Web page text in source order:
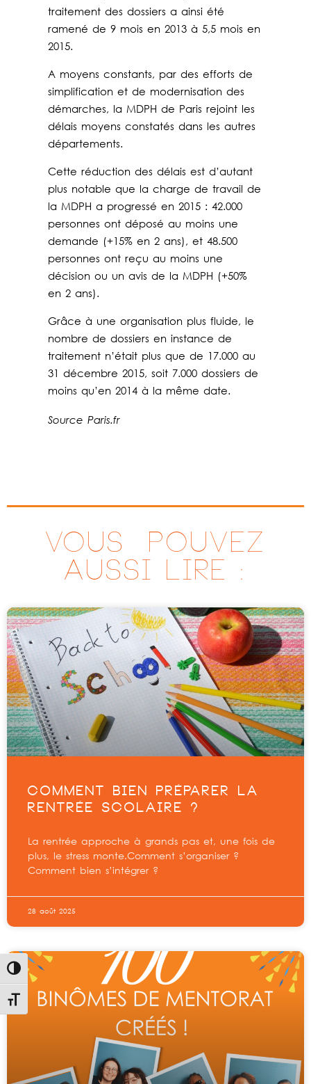
Passer en contraste élevé
Changer la taille de la police
traitement des dossiers a ainsi été
ramené de 9 mois en 2013 à 5,5 mois en
2015.
A moyens constants, par des efforts de
simplification et de modernisation des
démarches, la MDPH de Paris rejoint les
délais moyens constatés dans les autres
départements.
Cette réduction des délais est d’autant
plus notable que la charge de travail de
la MDPH a progressé en 2015 : 42.000
personnes ont déposé au moins une
demande (+15% en 2 ans), et 48.500
personnes ont reçu au moins une
décision ou un avis de la MDPH (+50%
en 2 ans).
Grâce à une organisation plus fluide, le
nombre de dossiers en instance de
traitement n’était plus que de 17.000 au
31 décembre 2015, soit 7.000 dossiers de
moins qu’en 2014 à la même date.
Source Paris.fr
VOUS ^POUVEZ
AUSSI LIRE :
COMMENT BIEN PRÉPARER LA
RENTRÉE SCOLAIRE ?
La rentrée approche à grands pas et, une fois de
plus, le stress monte.Comment s’organiser ?
Comment bien s’intégrer ?
28 août 2025